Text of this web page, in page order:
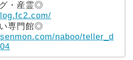
・産霊◎
専門館◎
naboo/teller_d